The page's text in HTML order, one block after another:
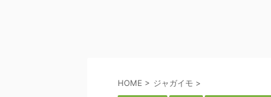
HOME > ジャガイモ >